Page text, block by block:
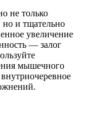
не только
и тщательно
увеличение
— залог
мышечного